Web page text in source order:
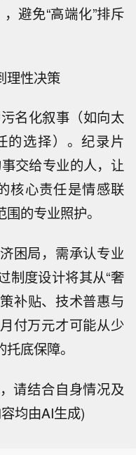
避免“高端化”排斥
理性决策
名化叙事（如向太
的选择）。纪录片
交给专业的人，让
核心责任是情感联
的专业照护。
困局，需承认专业
制度设计将其从“奢
补贴、技术普惠与
付万元才可能从少
底保障。
请结合自身情况及
均由AI生成)